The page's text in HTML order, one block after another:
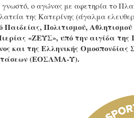
ο αγώνας με αφετηρία το
της Κατερίνης (άγαλμα
Πολιτισμού,
«ΖΕΥΣ», υπό την αιγίδα
καιτης Ελληνικής Ομοσπονδίας
(ΕΟΣΛΜΑ-Υ).